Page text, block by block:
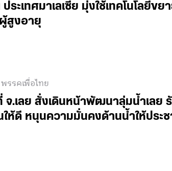
ะเทศมาเลเซีย มุ่งใช้เทคโนโลยีขย
สูงอายุ
รรคเพื่อไทย
จ.เลย สั่งเดินหน้าพัฒนาลุ่มน้ำเลย
ห้ดี หนุนความมั่นคงด้านน้ำให้ประ